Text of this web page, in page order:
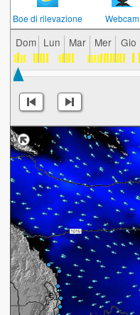
Boe di rilevazione Webcam
Dom Lun Mar Mer Gio